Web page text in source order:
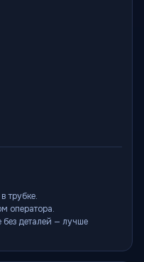
трубке.
оператора.
без деталей — лучше